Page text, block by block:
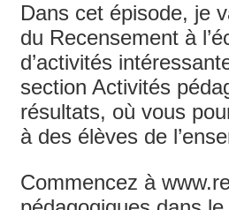
Dans cet épisode, je
du Recensement à
d’activités
section Activités
résultats, où vous
à des élèves de
Commencez à